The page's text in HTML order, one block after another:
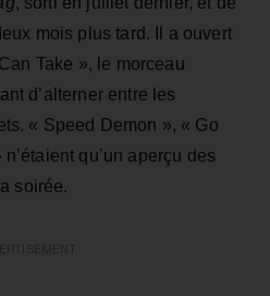
mois plus tard. Il a ouvert
Take », le morceau
d’alterner entre les
« Speed Demon », « Go
qu’un aperçu des
soirée.